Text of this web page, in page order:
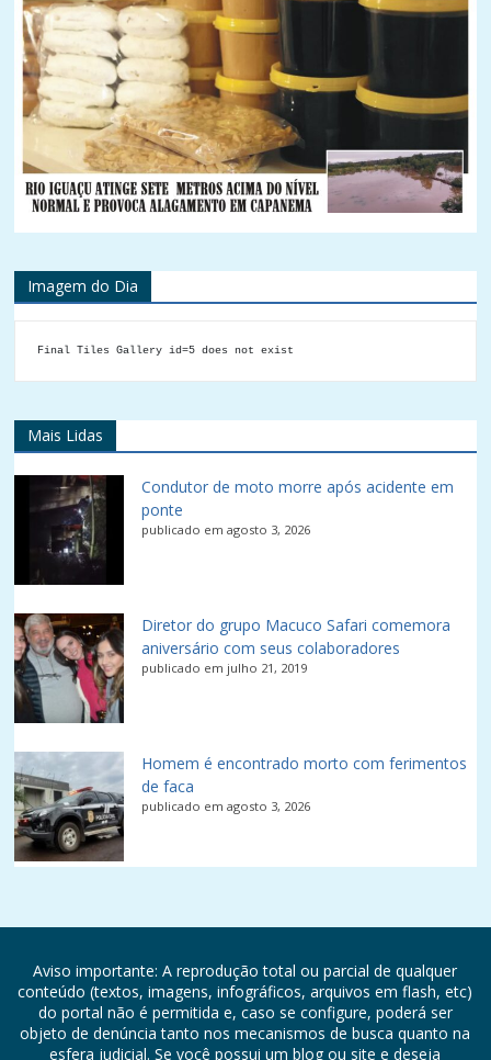
Imagem do Dia
Final Tiles Gallery id=5 does not exist
Mais Lidas
Condutor de moto morre após acidente em
ponte
publicado em agosto 3, 2026
Diretor do grupo Macuco Safari comemora
aniversário com seus colaboradores
publicado em julho 21, 2019
Homem é encontrado morto com ferimentos
de faca
publicado em agosto 3, 2026
Aviso importante: A reprodução total ou parcial de qualquer
conteúdo (textos, imagens, infográficos, arquivos em flash, etc)
do portal não é permitida e, caso se configure, poderá ser
objeto de denúncia tanto nos mecanismos de busca quanto na
esfera judicial. Se você possui um blog ou site e deseja